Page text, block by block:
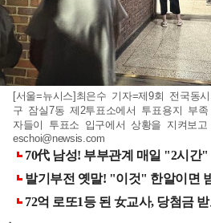
[서울=뉴시스]최은수 기자=제9회 전국동
구 잠실7동 제2투표소에서 투표용지 부
자들이 투표소 입구에서 상황을 지켜보고
eschoi@newsis.com